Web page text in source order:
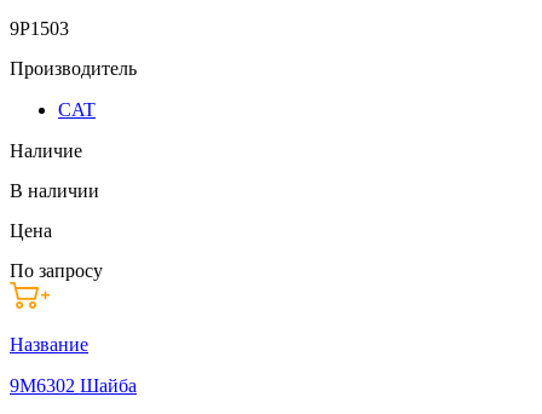
9P1503
Производитель
CAT
Наличие
В наличии
Цена
По запросу
Название
9M6302 Шайба